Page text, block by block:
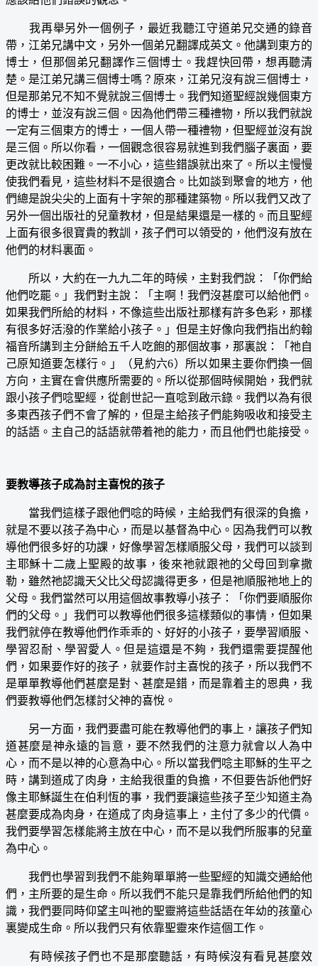
我再舉另外一個例子，最近我聽江守道弟兄交通的錄音
帶，江弟兄講中文，另外一個弟兄翻譯成英文。他講到東方的
博士，但那個弟兄翻譯作三個博士。我趕快回帶，想再聽清
楚。是江弟兄講三個博士嗎？原來，江弟兄沒有說三個博士，
但是那弟兄不知不覺就說三個博士。我們知道聖經說幾個東方
的博士，並沒有說三個。因為他們帶三種禮物，所以我們就說
一定有三個東方的博士，一個人帶一種禮物，但聖經並沒有說
是三個。所以你看，一個觀念很容易就進到我們腦子裏面，要
更改就比較困難。一不小心，這些錯誤就出來了。所以主慢慢
使我們看見，這些材料不是很適合。比如談到聚會的地方，他
們總是說尖尖的上面有十字架的那種建築物。所以我們又改了
另外一個出版社的兒童教材，但是結果還是一樣的。而且聖經
上面有很多很寶貴的教訓，孩子們可以領受的，他們沒有放在
他們的材料裏面。
所以，大約在一九九二年的時候，主對我們說：「你們給
他們吃罷。」我們對主說：「主啊！我們沒甚麼可以給他們。
如果我們所給的材料，不像這些出版社那樣有許多色彩，那樣
有很多好活潑的作業給小孩子。」但是主好像向我們指出約翰
福音所講到主分餅給五千人吃飽的那個故事，那裏說：「祂自
己原知道要怎樣行。」（見約六6）所以如果主要你們換一個
方向，主實在會供應所需要的。所以從那個時候開始，我們就
跟小孩子們唸聖經，從創世記一直唸到啟示錄。我們以為有很
多東西孩子們不會了解的，但是主給孩子們能夠吸收和接受主
的話語。主自己的話語就帶着祂的能力，而且他們也能接受。
要教導孩子成為討主喜悅的孩子
當我們這樣子跟他們唸的時候，主給我們有很深的負擔，
就是不要以孩子為中心，而是以基督為中心。因為我們可以教
導他們很多好的功課，好像學習怎樣順服父母，我們可以談到
主耶穌十二歲上聖殿的故事，後來祂就跟祂的父母回到拿撒
勒，雖然祂認識天父比父母認識得更多，但是祂順服祂地上的
父母。我們當然可以用這個故事教導小孩子：「你們要順服你
們的父母。」我們可以教導他們很多這樣類似的事情，但如果
我們就停在教導他們作乖乖的、好好的小孩子，要學習順服、
學習忍耐、學習愛人。但是這還是不夠，我們還需要提醒他
們，如果要作好的孩子，就要作討主喜悅的孩子，所以我們不
是單單教導他們甚麼是對、甚麼是錯，而是靠着主的恩典，我
們要教導他們怎樣討父神的喜悅。
另一方面，我們要盡可能在教導他們的事上，讓孩子們知
道甚麼是神永遠的旨意，要不然我們的注意力就會以人為中
心，而不是以神的心意為中心。所以當我們唸主耶穌的生平之
時，講到道成了肉身，主給我很重的負擔，不但要告訴他們好
像主耶穌誕生在伯利恆的事，我們要讓這些孩子至少知道主為
甚麼要成為肉身，在道成了肉身這事上，主付了多少的代價。
我們要學習怎樣能將主放在中心，而不是以我們所服事的兒童
為中心。
我們也學習到我們不能夠單單將一些聖經的知識交通給他
們，主所要的是生命。所以我們不能只是靠我們所給他們的知
識，我們要同時仰望主叫祂的聖靈將這些話語在年幼的孩童心
裏變成生命。所以我們只有依靠聖靈來作這個工作。
有時候孩子們也不是那麼聽話，有時候沒有看見甚麼效